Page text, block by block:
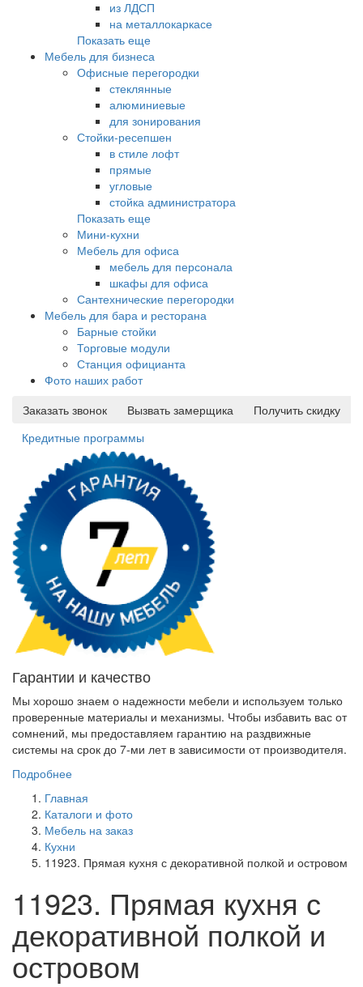
из ЛДСП
на металлокаркасе
Показать еще
Мебель для бизнеса
Офисные перегородки
стеклянные
алюминиевые
для зонирования
Стойки-ресепшен
в стиле лофт
прямые
угловые
стойка администратора
Показать еще
Мини-кухни
Мебель для офиса
мебель для персонала
шкафы для офиса
Сантехнические перегородки
Мебель для бара и ресторана
Барные стойки
Торговые модули
Станция официанта
Фото наших работ
Заказать звонок
Вызвать замерщика
Получить скидку
Кредитные программы
Гарантии и качество
Мы хорошо знаем о надежности мебели и используем только
проверенные материалы и механизмы. Чтобы избавить вас от
сомнений, мы предоставляем гарантию на раздвижные
системы на срок до 7-ми лет в зависимости от производителя.
Подробнее
Главная
Каталоги и фото
Мебель на заказ
Кухни
11923. Прямая кухня с декоративной полкой и островом
11923. Прямая кухня с
декоративной полкой и
островом